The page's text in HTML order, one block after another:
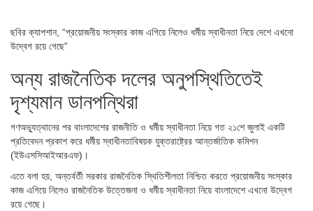
ছবির ক্যাপশান, “প্রয়োজনীয় সংস্কার কাজ এগিয়ে নিলেও ধর্মীয় স্বাধীনতা নিয়ে দেশে এখনো
উদ্বেগ রয়ে গেছে”
অন্য রাজনৈতিক দলের অনুপস্থিতিতেই
দৃশ্যমান ডানপন্থিরা
গণঅভ্যুত্থানের পর বাংলাদেশের রাজনীতি ও ধর্মীয় স্বাধীনতা নিয়ে গত ২১শে জুলাই একটি
প্রতিবেদন প্রকাশ করে ধর্মীয় স্বাধীনতাবিষয়ক যুক্তরাষ্ট্রের আন্তর্জাতিক কমিশন
(ইউএসসিআইআরএফ)।
এতে বলা হয়, অন্তর্বর্তী সরকার রাজনৈতিক স্থিতিশীলতা নিশ্চিত করতে প্রয়োজনীয় সংস্কার
কাজ এগিয়ে নিলেও রাজনৈতিক উত্তেজনা ও ধর্মীয় স্বাধীনতা নিয়ে বাংলাদেশে এখনো উদ্বেগ
রয়ে গেছে।